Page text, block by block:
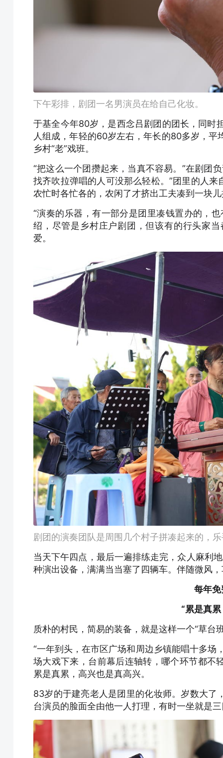
下午彩排，剧团一名男演员在给自己化妆。
于基全今年80岁，是西念吕剧团的团长，同时
人组成，年轻的60岁左右，年长的80多岁，
乡村“老”戏班。
“把这么一个团攒起来，当真不容易。”在剧团
找齐吹拉弹唱的人可没那么轻松。”团里的人
农忙时各忙各的，农闲了才挤出工夫凑到一块
“演奏的乐器，有一部分是团里凑钱置办的，
绍，尽管是乡村庄户剧团，但该有的行头家
爱。
剧团的演奏团队是周围几个村子拼凑起来的，
当天下午四点，最后一遍排练走完，众人麻利
种演出设备，满满当当塞了四辆车。伴随微风
每年
“累是真
质朴的村民，简易的装备，就是这样一个“草台
“一年到头，在市区广场和周边乡镇能唱十多场
场大戏下来，台前幕后连轴转，哪个环节都不
累是真累，高兴也是真高兴。
83岁的于建亮老人是团里的化妆师。岁数大
台演员的脸面全由他一人打理，有时一坐就是